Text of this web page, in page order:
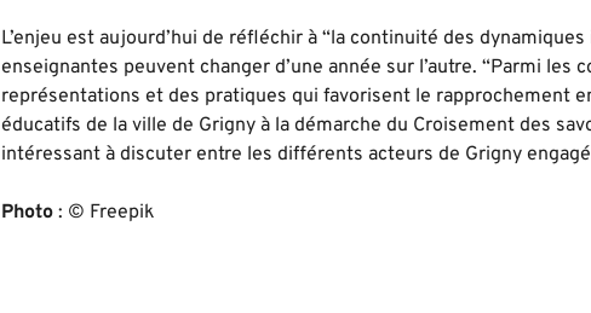
L’enjeu est aujourd’hui de réfléchir à “la continuité des
enseignantes peuvent changer d’une année sur l’autre. “Parmi
représentations et des pratiques qui favorisent le rapprochement
éducatifs de la ville de Grigny à la démarche du Croisement des
intéressant à discuter entre les différents acteurs de Grigny
Photo : © Freepik